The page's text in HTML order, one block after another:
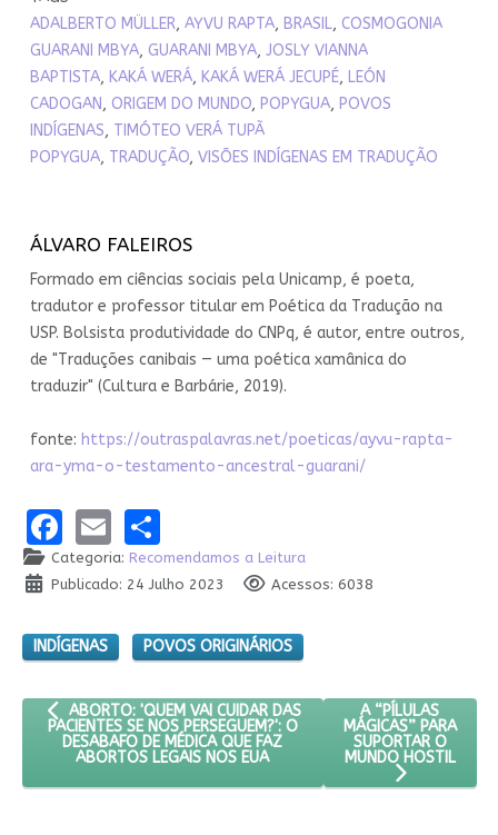
ADALBERTO MÜLLER, AYVU RAPTA, BRASIL, COSMOGONIA
GUARANI MBYA, GUARANI MBYA, JOSLY VIANNA
BAPTISTA, KAKÁ WERÁ, KAKÁ WERÁ JECUPÉ, LEÓN
CADOGAN, ORIGEM DO MUNDO, POPYGUA, POVOS
INDÍGENAS, TIMÓTEO VERÁ TUPÃ
POPYGUA, TRADUÇÃO, VISÕES INDÍGENAS EM TRADUÇÃO
ÁLVARO FALEIROS
Formado em ciências sociais pela Unicamp, é poeta,
tradutor e professor titular em Poética da Tradução na
USP. Bolsista produtividade do CNPq, é autor, entre outros,
de "Traduções canibais — uma poética xamânica do
traduzir" (Cultura e Barbárie, 2019).
fonte: https://outraspalavras.net/poeticas/ayvu-rapta-
ara-yma-o-testamento-ancestral-guarani/
Facebook
EmailShare
Categoria: Recomendamos a Leitura
Publicado: 24 Julho 2023
Acessos: 6038
INDÍGENAS POVOS ORIGINÁRIOS
ARTIGO ANTERIOR: ABORTO: 'QUEM VAI CUIDAR DAS
ABORTO: 'QUEM VAI CUIDAR DAS
PACIENTES SE NOS PERSEGUEM?': O
DESABAFO DE MÉDICA QUE FAZ
ABORTOS LEGAIS NOS EUA
PRÓXIMO ARTIGO:
A “PÍLULAS
MÁGICAS” PARA
SUPORTAR O
MUNDO HOSTIL